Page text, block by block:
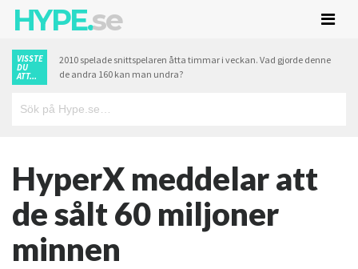
HYPE.se
VISSTE
DU
ATT...
2010 spelade snittspelaren åtta timmar i veckan. Vad gjorde denne
de andra 160 kan man undra?
HyperX meddelar att
de sålt 60 miljoner
minnen